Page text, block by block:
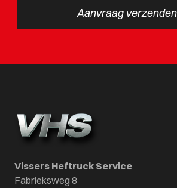
Aanvraag verzenden
Vissers Heftruck Service
Fabrieksweg 8